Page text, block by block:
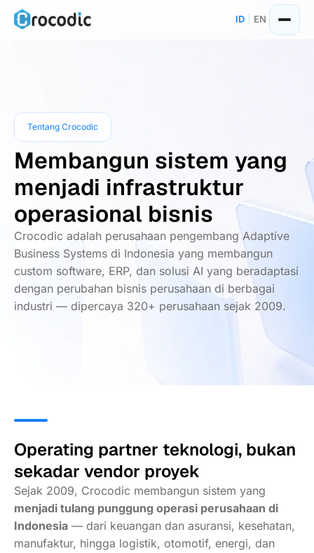
Skip
ID EN
Tentang Crocodic
Membangun sistem yang
menjadi infrastruktur
operasional bisnis
Crocodic adalah perusahaan pengembang Adaptive
Business Systems di Indonesia yang membangun
custom software, ERP, dan solusi AI yang beradaptasi
dengan perubahan bisnis perusahaan di berbagai
industri — dipercaya 320+ perusahaan sejak 2009.
Operating partner teknologi, bukan
sekadar vendor proyek
Sejak 2009, Crocodic membangun sistem yang
menjadi tulang punggung operasi perusahaan di
Indonesia — dari keuangan dan asuransi, kesehatan,
manufaktur, hingga logistik, otomotif, energi, dan